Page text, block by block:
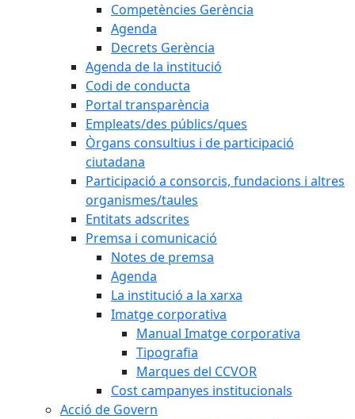
Competències Gerència
Agenda
Decrets Gerència
Agenda de la institució
Codi de conducta
Portal transparència
Empleats/des públics/ques
Òrgans consultius i de participació
ciutadana
Participació a consorcis, fundacions i altres
organismes/taules
Entitats adscrites
Premsa i comunicació
Notes de premsa
Agenda
La institució a la xarxa
Imatge corporativa
Manual Imatge corporativa
Tipografia
Marques del CCVOR
Cost campanyes institucionals
Acció de Govern